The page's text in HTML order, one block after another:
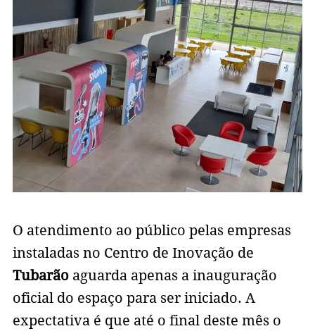
O atendimento ao público pelas empresas
instaladas no Centro de Inovação de
Tubarãoaguarda apenas a inauguração
oficial do espaço para ser iniciado. A
expectativa é que até o final deste mês o